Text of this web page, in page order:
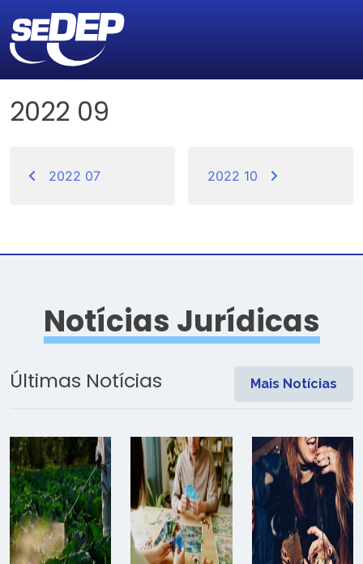
2022 09
de
2022 07 2022 10
Notícias Jurídicas
Últimas Notícias Mais Notícias